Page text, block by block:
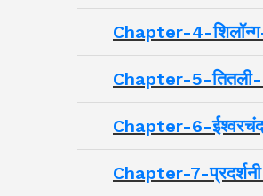
Chapter-4-
Chapter-5-
Chapter-6-
Chapter-7-